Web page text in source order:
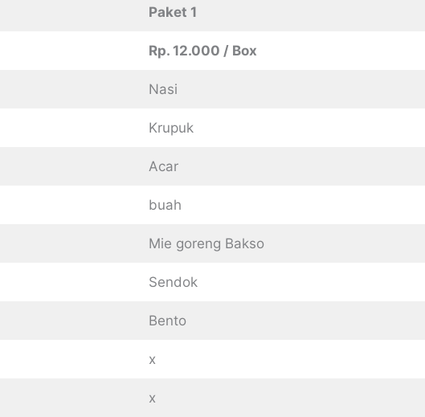
Paket 1
Rp. 12.000 / Box
Nasi
Krupuk
Acar
buah
Mie goreng Bakso
Sendok
Bento
x
x